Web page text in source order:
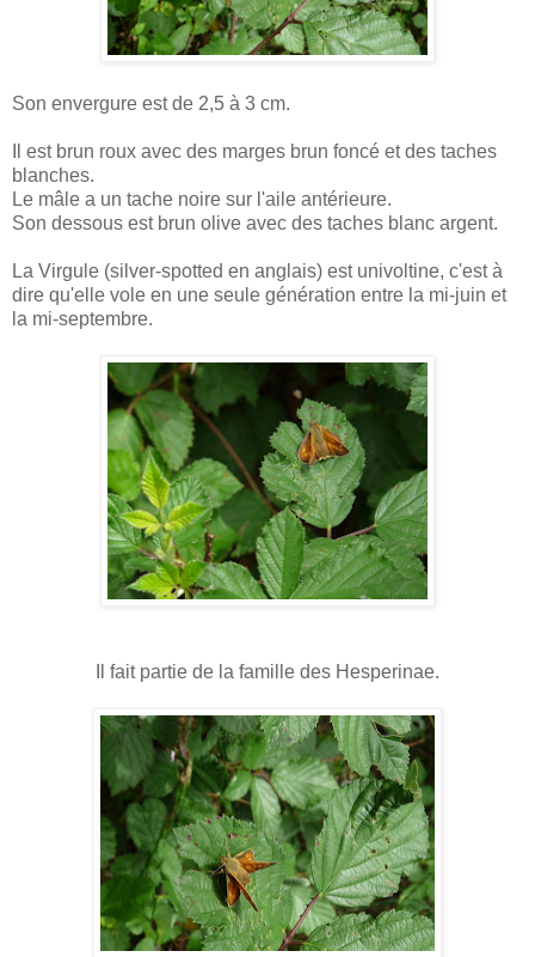
Son envergure est de 2,5 à 3 cm.
Il est brun roux avec des marges brun foncé et des taches
blanches.
Le mâle a un tache noire sur l'aile antérieure.
Son dessous est brun olive avec des taches blanc argent.
La Virgule (silver-spotted en anglais) est univoltine, c'est à
dire qu'elle vole en une seule génération entre la mi-juin et
la mi-septembre.
Il fait partie de la famille des Hesperinae.